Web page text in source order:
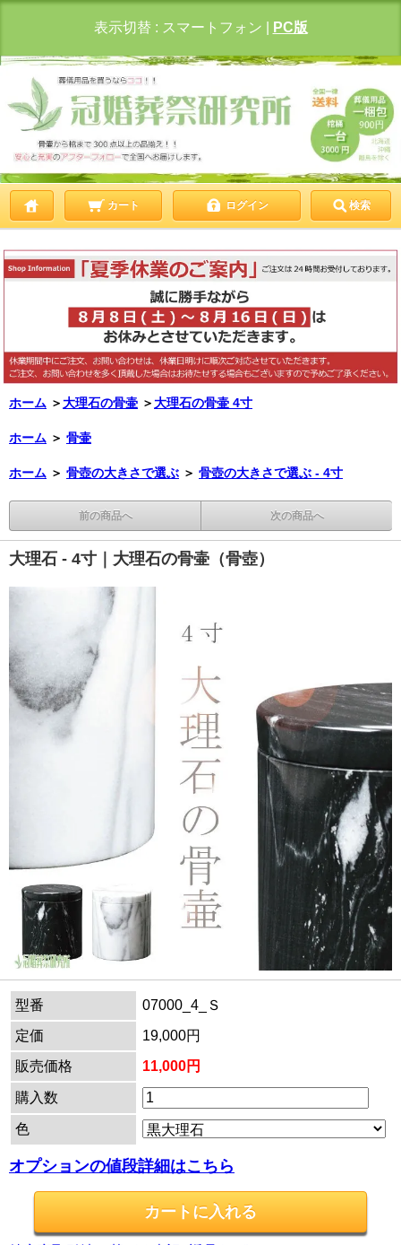
表示切替 : スマートフォン PC版
カート ログイン 検索
ホーム ＞大理石の骨壷 ＞大理石の骨壷 4寸
ホーム ＞ 骨壷
ホーム ＞ 骨壺の大きさで選ぶ ＞ 骨壺の大きさで選ぶ - 4寸
前の商品へ 次の商品へ
大理石 - 4寸｜大理石の骨壷（骨壺）
型番
07000_4_Ｓ
定価
19,000円
販売価格
11,000円
購入数
色
オプションの値段詳細はこちら